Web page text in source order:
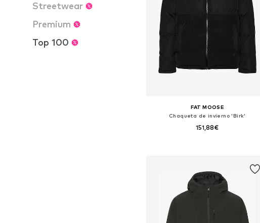
Streetwear
Premium
Top 100
FAT MOOSE
Chaqueta de invierno 'Birk'
151,88€